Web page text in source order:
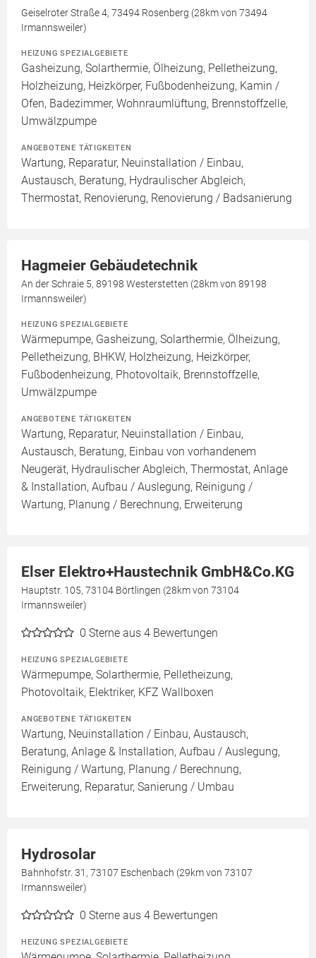
Geiselroter Straße 4, 73494 Rosenberg (28km von 73494
Irmannsweiler)
HEIZUNG SPEZIALGEBIETE
Gasheizung, Solarthermie, Ölheizung, Pelletheizung,
Holzheizung, Heizkörper, Fußbodenheizung, Kamin /
Ofen, Badezimmer, Wohnraumlüftung, Brennstoffzelle,
Umwälzpumpe
ANGEBOTENE TÄTIGKEITEN
Wartung, Reparatur, Neuinstallation / Einbau,
Austausch, Beratung, Hydraulischer Abgleich,
Thermostat, Renovierung, Renovierung / Badsanierung
Hagmeier Gebäudetechnik
An der Schraie 5, 89198 Westerstetten (28km von 89198
Irmannsweiler)
HEIZUNG SPEZIALGEBIETE
Wärmepumpe, Gasheizung, Solarthermie, Ölheizung,
Pelletheizung, BHKW, Holzheizung, Heizkörper,
Fußbodenheizung, Photovoltaik, Brennstoffzelle,
Umwälzpumpe
ANGEBOTENE TÄTIGKEITEN
Wartung, Reparatur, Neuinstallation / Einbau,
Austausch, Beratung, Einbau von vorhandenem
Neugerät, Hydraulischer Abgleich, Thermostat, Anlage
& Installation, Aufbau / Auslegung, Reinigung /
Wartung, Planung / Berechnung, Erweiterung
Elser Elektro+Haustechnik GmbH&Co.KG
Hauptstr. 105, 73104 Börtlingen (28km von 73104
Irmannsweiler)
0 Sterne aus 4 Bewertungen
HEIZUNG SPEZIALGEBIETE
Wärmepumpe, Solarthermie, Pelletheizung,
Photovoltaik, Elektriker, KFZ Wallboxen
ANGEBOTENE TÄTIGKEITEN
Wartung, Neuinstallation / Einbau, Austausch,
Beratung, Anlage & Installation, Aufbau / Auslegung,
Reinigung / Wartung, Planung / Berechnung,
Erweiterung, Reparatur, Sanierung / Umbau
Hydrosolar
Bahnhofstr. 31, 73107 Eschenbach (29km von 73107
Irmannsweiler)
0 Sterne aus 4 Bewertungen
HEIZUNG SPEZIALGEBIETE